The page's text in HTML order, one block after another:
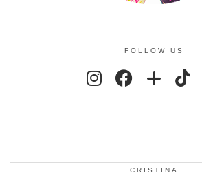
FOLLOW US
CRISTINA